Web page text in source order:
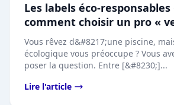
Les labels éco-responsables
comment choisir un pro «
Vous rêvez d&#8217;une piscine,
écologique vous préoccupe ? Vous
poser la question. Entre [&#8230;]...
Lire l'article